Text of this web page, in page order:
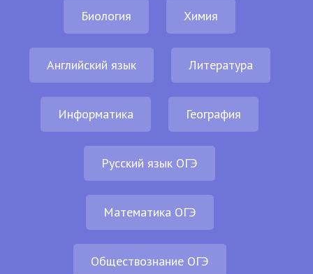
Биология Химия
Английский язык Литература
Информатика География
Русский язык ОГЭ
Математика ОГЭ
Обществознание ОГЭ